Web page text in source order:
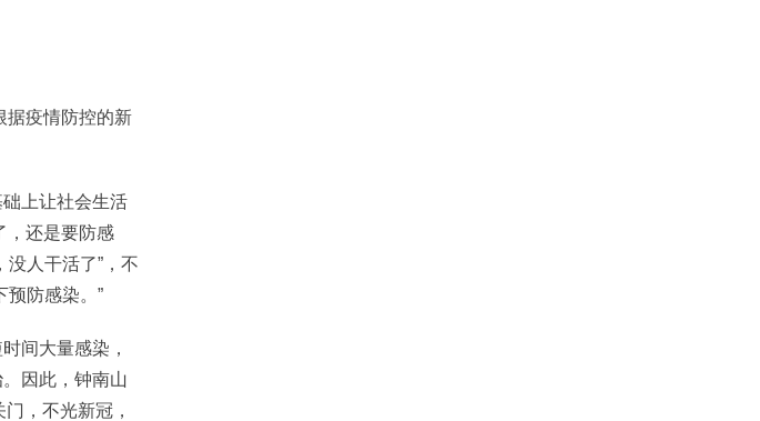
据疫情防控的新
上让社会生活
，还是要防感
人干活了”，不
预防感染。”
间大量感染，
因此，钟南山
，不光新冠，